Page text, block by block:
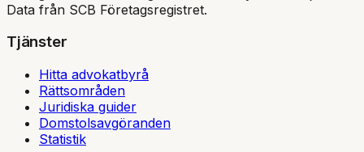
Data från SCB Företagsregistret.
Tjänster
Hitta advokatbyrå
Rättsområden
Juridiska guider
Domstolsavgöranden
Statistik